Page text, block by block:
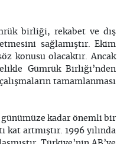
birliği, rekabet ve dış
sağlamıştır. Ekim
konusu olacaktır. Ancak
Gümrük Birliği’nden
tamamlanması
günümüze kadar önemli bir
artmıştır. 1996 yılında